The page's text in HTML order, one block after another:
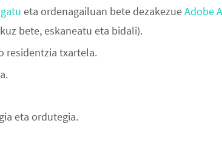
eta ordenagailuan bete dezakezueAdobe
bete, eskaneatu eta bidali).
residentzia txartela.
eta ordutegia.